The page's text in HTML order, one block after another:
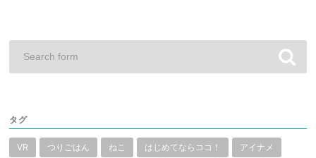
タグ
VR つりごはん ねこ はじめてならココ！ アイナメ